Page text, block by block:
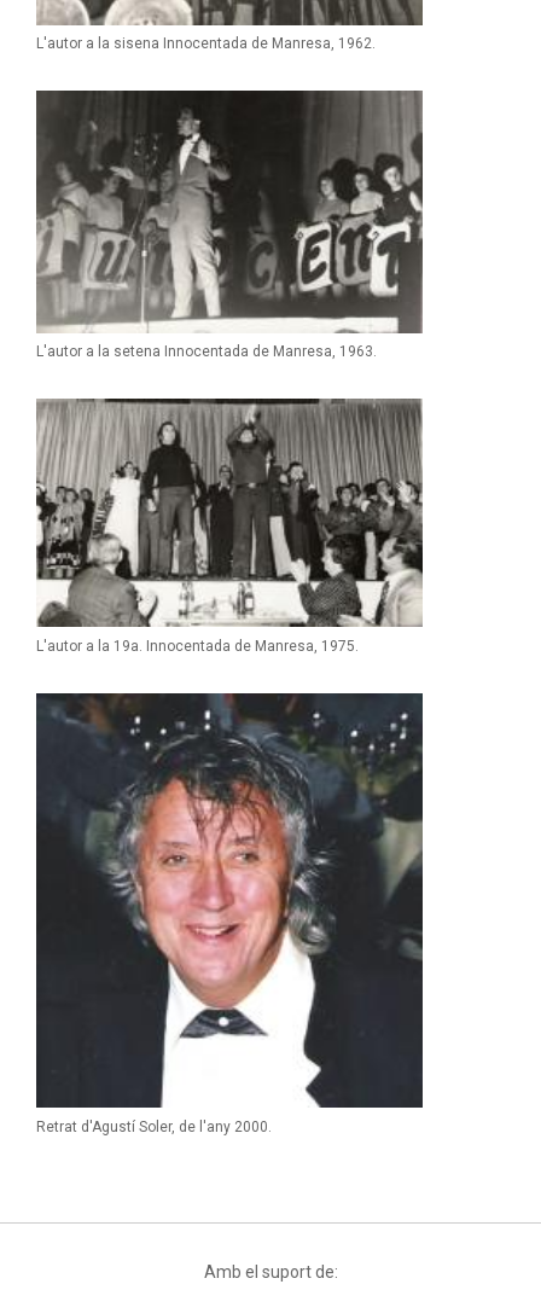
L'autor a la sisena Innocentada de Manresa, 1962.
L'autor a la setena Innocentada de Manresa, 1963.
L'autor a la 19a. Innocentada de Manresa, 1975.
Retrat d'Agustí Soler, de l'any 2000.
Amb el suport de: